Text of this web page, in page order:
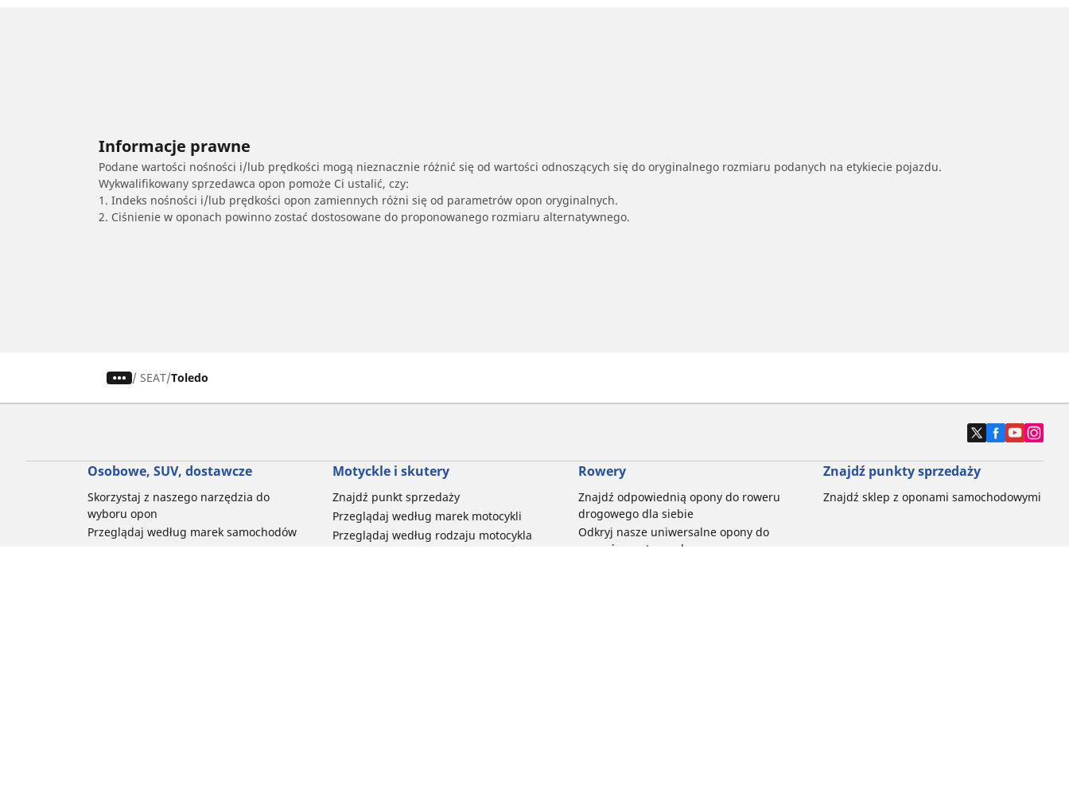
Informacje prawne
Podane wartości nośności i/lub prędkości mogą nieznacznie różnić się od wartości odnoszących się do oryginalnego rozmiaru podanych na etykiecie pojazdu.
Wykwalifikowany sprzedawca opon pomoże Ci ustalić, czy:
1. Indeks nośności i/lub prędkości opon zamiennych różni się od parametrów opon oryginalnych.
2. Ciśnienie w oponach powinno zostać dostosowane do proponowanego rozmiaru alternatywnego.
/ SEAT Toledo
Osobowe, SUV, dostawcze
Skorzystaj z naszego narzędzia do
wyboru opon
Przeglądaj według marek samochodów
Motyckle i skutery
Znajdź punkt sprzedaży
Przeglądaj według marek motocykli
Przeglądaj według rodzaju motocykla
Rowery
Znajdź odpowiednią opony do roweru
drogowego dla siebie
Odkryj nasze uniwersalne opony do
rowerów szutrowych
Znajdź punkty sprzedaży
Znajdź sklep z oponami samochodowymi